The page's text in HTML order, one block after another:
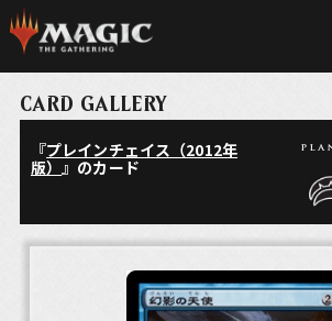
CARD GALLERY
『プレインチェイス（2012年
版）』のカード